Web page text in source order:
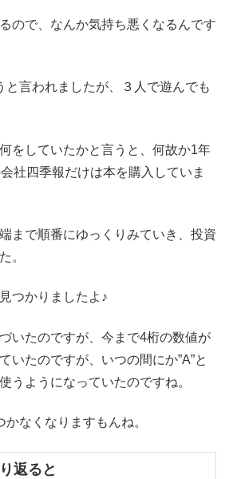
ので、なんか気持ち悪くなるんです
と言われましたが、３人で遊んでも
をしていたかと言うと、何故か1年
社四季報だけは本を購入していま
まで順番にゆっくりみていき、投資
。
つかりましたよ♪
いたのですが、今まで4桁の数値が
いたのですが、いつの間にか”A”と
うようになっていたのですね。
なくなりますもんね。
返ると